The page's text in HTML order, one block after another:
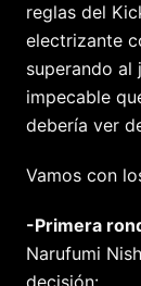
reglas del
electrizante
superando al
impecable
debería ver
Vamos con
-Primera
Narufumi